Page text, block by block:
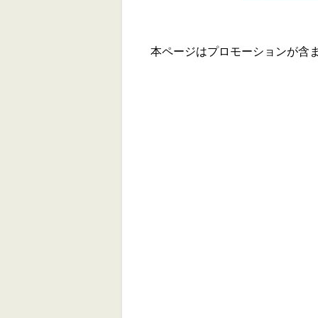
本ページはプロモーションが含